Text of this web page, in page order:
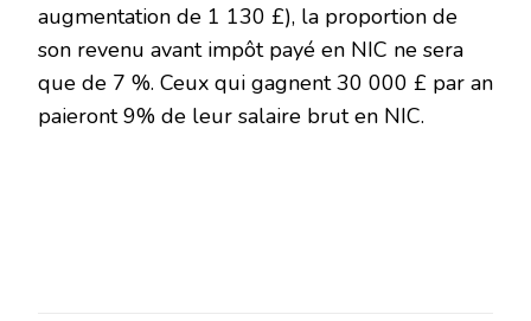
augmentation de 1 130 £), la proportion de
son revenu avant impôt payé en NIC ne sera
que de 7 %. Ceux qui gagnent 30 000 £ par an
paieront 9% de leur salaire brut en NIC.